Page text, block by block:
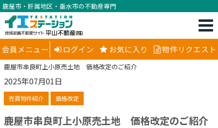
鹿屋市・肝属地区・垂水市の不動産専門
会員メニュー ログイン お気に入り 物件リクエスト
鹿屋市串良町上小原売土地 価格改定のご紹介
2025年07月01日
売買物件紹介 価格改定
鹿屋市串良町上小原売土地 価格改定のご紹介